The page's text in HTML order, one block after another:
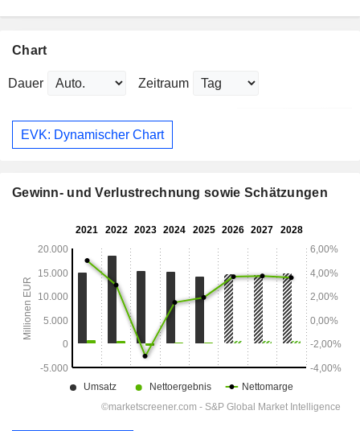
Chart
Dauer Zeitraum
EVK: Dynamischer Chart
Gewinn- und Verlustrechnung sowie Schätzungen